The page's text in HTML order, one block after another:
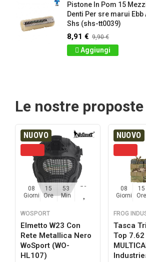
Pistone In Pom 15
Denti Per sre marui Ebb
Shs (shs-tt0039)
8,91 € 9,90 €
Aggiungi
Le nostre
NUOVO
08
Giorni
15
Ore
53
Min
52
WOSPORT
Elmetto W23 Con
Rete Metallica Nero
WoSport (WO-
HL107)
NUOVO
08
Giorni
15
Ore
FROG
Tasca
Top